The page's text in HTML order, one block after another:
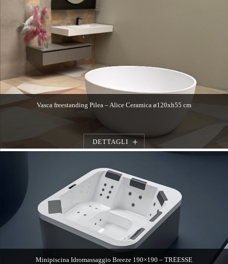
Vasca freestanding Pilea – Alice Ceramica ø120xh55 cm
DETTAGLI
Minipiscina Idromassaggio Breeze 190×190 – TREESSE